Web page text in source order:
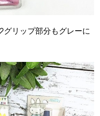
リップ部分もグレーに